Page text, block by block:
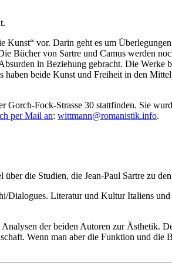
Kunst“ vor. Darin geht es um
Bücher von Sartre und Camus werden
in Beziehung gebracht. Die Werke
haben beide Kunst und Freiheit in den
Fock-Strasse 30 stattfinden. Sie
per Mail an: wittmann@romanistik.info.
die Studien, die Jean-Paul Sartre zu
Dialogues. Literatur und Kultur Italiens
der beiden Autoren zur Ästhetik.
Wenn man aber die Funktion und die